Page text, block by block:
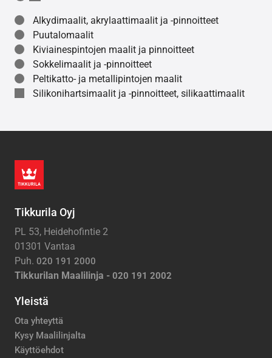
Alkydimaalit, akrylaattimaalit ja -pinnoitteet
Puutalomaalit
Kiviainespintojen maalit ja pinnoitteet
Sokkelimaalit ja -pinnoitteet
Peltikatto- ja metallipintojen maalit
Silikonihartsimaalit ja -pinnoitteet, silikaattimaalit
Tikkurila Oyj
PL 53, Heidehofintie 2
01301 Vantaa
Puh. 020 191 2000
Tikkurilan Maalilinja - 020 191 2002
Yleistä
Ota yhteyttä
Kysy Maalilinjalta
Käyttöehdot